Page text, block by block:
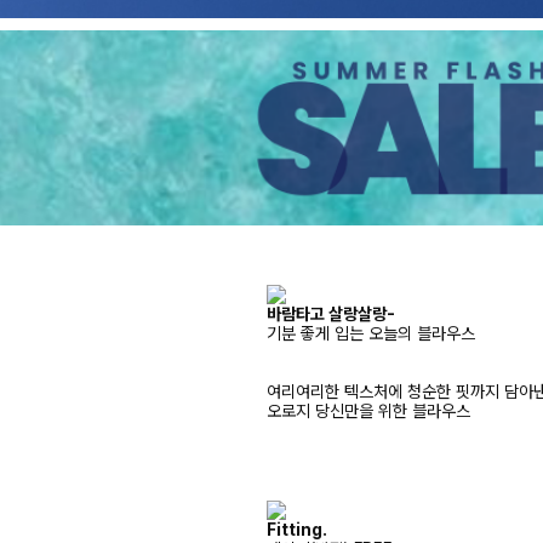
바람타고 살랑살랑-
기분 좋게 입는 오늘의 블라우스
여리여리한 텍스처에 청순한 핏까지 담아
오로지 당신만을 위한 블라우스
Fitting.